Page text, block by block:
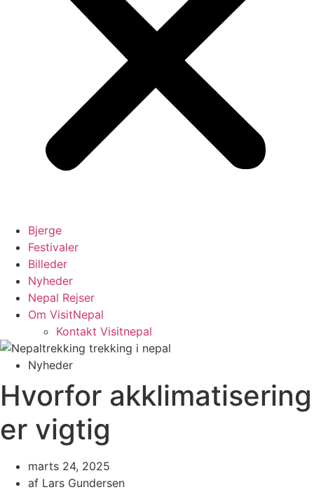
Bjerge
Festivaler
Billeder
Nyheder
Nepal Rejser
Om VisitNepal
Kontakt Visitnepal
Nyheder
Hvorfor akklimatisering
er vigtig
marts 24, 2025
af Lars Gundersen